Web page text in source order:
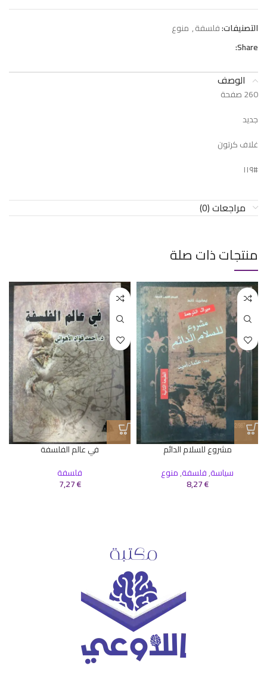
التصنيفات:فلسفة, منوع
Share:
الوصف
260 صفحة
جديد
غلاف كرتون
#١١٩
مراجعات (0)
منتجات ذات صلة
مشروع للسلام الدائم
سياسة,فلسفة,منوع
8,27€
في عالم الفلسفة
فلسفة
7,27€